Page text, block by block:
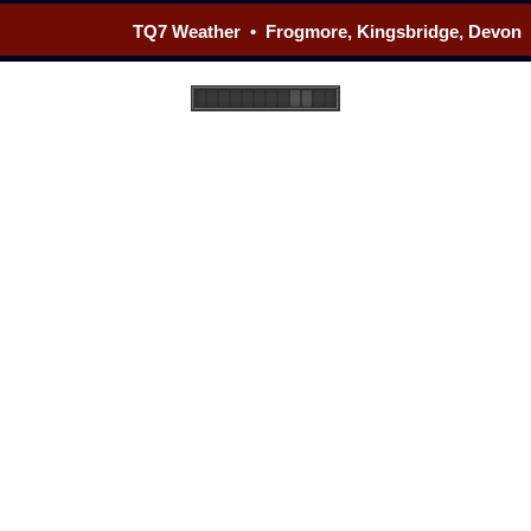
TQ7 Weather • Frogmore, Kingsbridge, Devon